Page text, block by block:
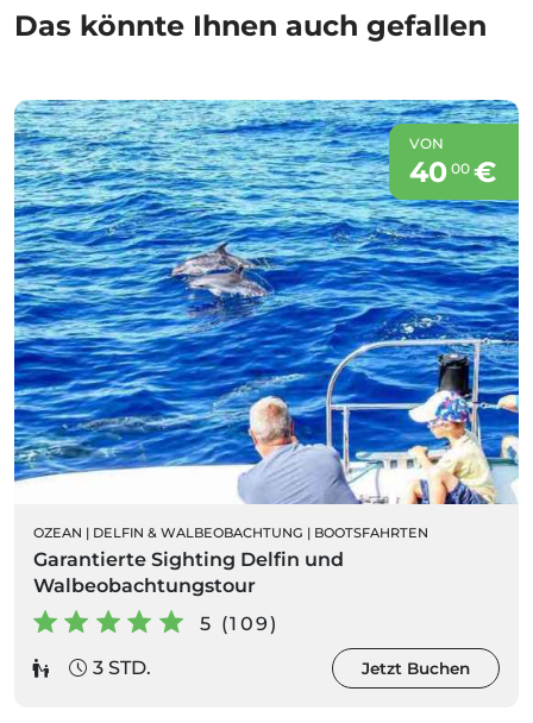
Das könnte Ihnen auch gefallen
VON
40 00€
OZEAN | DELFIN & WALBEOBACHTUNG | BOOTSFAHRTEN
Garantierte Sighting Delfin und
Walbeobachtungstour
5 (109)
3 STD.
Jetzt Buchen